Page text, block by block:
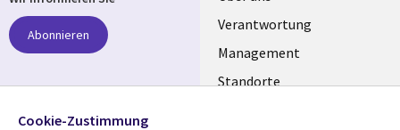
links
GERMANY
Verantwortung
Management
Standorte
Abonnieren
Folgen Sie uns
Cookie-Zustimmung